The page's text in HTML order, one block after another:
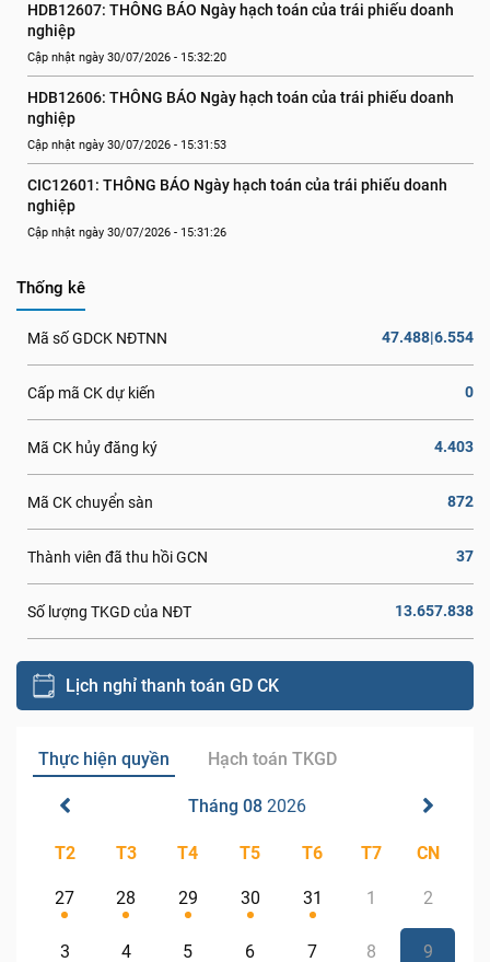
HDB12607: THÔNG BÁO Ngày hạch toán của trái phiếu doanh
nghiệp
Cập nhật ngày 30/07/2026 - 15:32:20
HDB12606: THÔNG BÁO Ngày hạch toán của trái phiếu doanh
nghiệp
Cập nhật ngày 30/07/2026 - 15:31:53
CIC12601: THÔNG BÁO Ngày hạch toán của trái phiếu doanh
nghiệp
Cập nhật ngày 30/07/2026 - 15:31:26
Thống kê
Mã số GDCK NĐTNN 47.488|6.554
Cấp mã CK dự kiến 0
Mã CK hủy đăng ký 4.403
Mã CK chuyển sàn 872
Thành viên đã thu hồi GCN 37
Số lượng TKGD của NĐT 13.657.838
Lịch nghỉ thanh toán GD CK
Thực hiện quyền Hạch toán TKGD
Tháng 08 2026
T2 T3 T4 T5 T6 T7 CN
27 28 29 30 31 1 2
3 4 5 6 7 8 9